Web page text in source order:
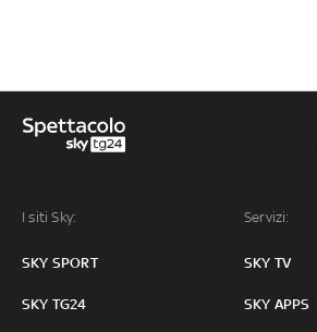
I siti Sky:
SKY SPORT
SKY TG24
Servizi:
SKY TV
SKY APPS